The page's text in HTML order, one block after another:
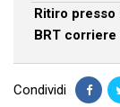
Ritiro presso
BRT corriere
Condividi